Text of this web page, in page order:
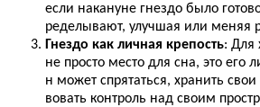
если накануне гнездо было
ределывают, улучшая или меняя
Гнездо как личная крепость: Для
не просто место для сна, это его
н может спрятаться, хранить
вовать контроль над своим